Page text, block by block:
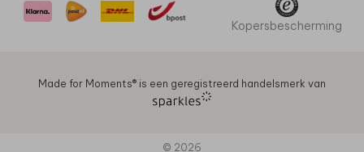
Kopersbescherming
Made for Moments®️ is een geregistreerd handelsmerk van
© 2026